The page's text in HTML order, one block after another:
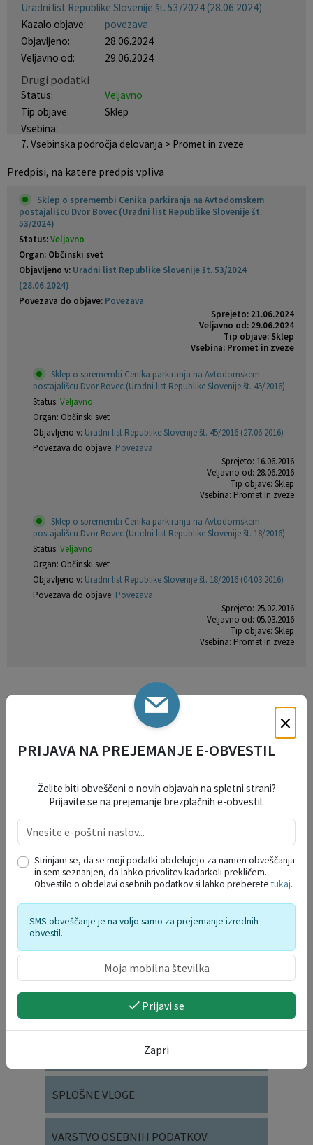
Uradni list Republike Slovenije št. 53/2024 (28.06.2024)
Kazalo objave:
povezava
Objavljeno:
28.06.2024
Veljavno od:
29.06.2024
Drugi podatki
Status:
Veljavno
Tip objave:
Sklep
Vsebina:
7. Vsebinska področja delovanja > Promet in zveze
Predpisi, na katere predpis vpliva
Sklep o spremembi Cenika parkiranja na Avtodomskem
postajališcu Dvor Bovec (Uradni list Republike Slovenije št.
53/2024)
Status:Veljavno
Organ: Občinski svet
Objavljeno v: Uradni list Republike Slovenije št. 53/2024
(28.06.2024)
Povezava do objave: Povezava
Sprejeto: 21.06.2024
Veljavno od: 29.06.2024
Tip objave: Sklep
Vsebina: Promet in zveze
Sklep o spremembi Cenika parkiranja na Avtodomskem
postajališcu Dvor Bovec (Uradni list Republike Slovenije št. 45/2016)
Status: Veljavno
Organ: Občinski svet
Objavljeno v: Uradni list Republike Slovenije št. 45/2016 (27.06.2016)
Povezava do objave: Povezava
Sprejeto: 16.06.2016
Veljavno od: 28.06.2016
Tip objave: Sklep
Vsebina: Promet in zveze
Sklep o spremembi Cenika parkiranja na Avtodomskem
postajališcu Dvor Bovec (Uradni list Republike Slovenije št. 18/2016)
Status: Veljavno
Organ: Občinski svet
Objavljeno v: Uradni list Republike Slovenije št. 18/2016 (04.03.2016)
Povezava do objave: Povezava
Sprejeto: 25.02.2016
Veljavno od: 05.03.2016
Tip objave: Sklep
Vsebina: Promet in zveze
IZPOSTAVLJENO
JAVNI RAZPISI IN JAVNI POZIVI ZA ...
VLOGE IN OBRAZCI
OKOLJE IN PROSTOR
DRUŽBENE DEJAVNOSTI
SOCIALNE DEJAVNOSTI
SPLOŠNE VLOGE
VARSTVO OSEBNIH PODATKOV
Krajevne skupnosti
Naselja v občini
Pobratene občine
Organigram
Temeljni akti občine
Strateški dokumenti
Katalog informacij javnega značaja
Projekti in investicije
Prostorski akti občine
Predpisi in odloki
Občinski časopis
Lokalne volitve
Gosp. javne službe
Osmrtnice iz regije
×
PRIJAVA NA PREJEMANJE E-OBVESTIL
Želite biti obveščeni o novih objavah na spletni strani?
Prijavite se na prejemanje brezplačnih e-obvestil.
Strinjam se, da se moji podatki obdelujejo za namen obveščanja
in sem seznanjen, da lahko privolitev kadarkoli prekličem.
Obvestilo o obdelavi osebnih podatkov si lahko preberetetukaj.
SMS obveščanje je na voljo samo za prejemanje izrednih
obvestil.
Prijavi se
Zapri